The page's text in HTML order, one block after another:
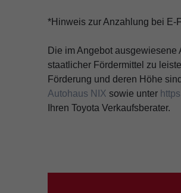
*Hinweis zur Anzahlung bei E-
Die im Angebot
staatlicher Fördermittel zu
Förderung und deren Höhe
Autohaus NIX sowie unter
Ihren Toyota Verkaufsberater.